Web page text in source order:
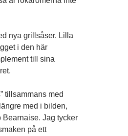
nya grillsåser. Lilla
i den här
till sina
tillsammans med
med i bilden,
Bearnaise. Jag tycker
på ett